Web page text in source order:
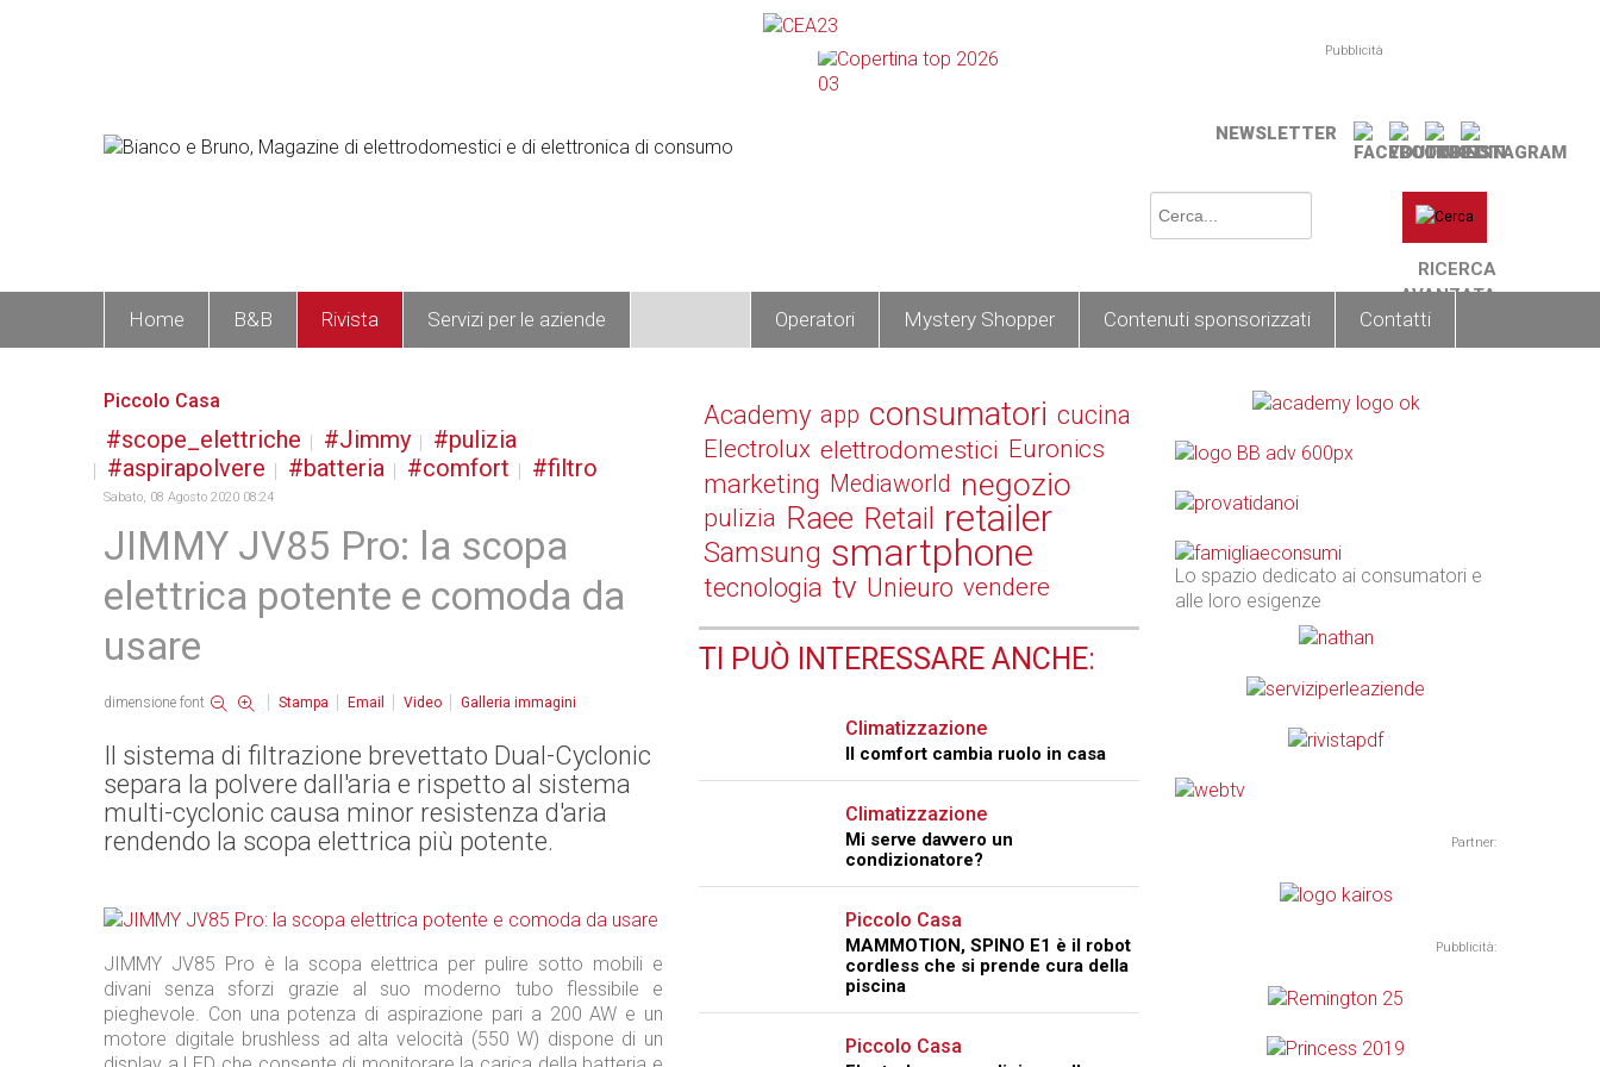
Pubblicità
NEWSLETTER
RICERCA
AVANZATA
Home B&B Rivista Servizi per le aziende Operatori Mystery Shopper Contenuti sponsorizzati Contatti
Piccolo Casa
scope_elettriche Jimmy
pulizia
aspirapolvere
batteria comfort filtro
Sabato, 08 Agosto 2020 08:24
JIMMY JV85 Pro: la scopa
elettrica potente e comoda da
usare
dimensione font Stampa Email Video Galleria immagini
Il sistema di filtrazione brevettato Dual-Cyclonic
separa la polvere dall'aria e rispetto al sistema
multi-cyclonic causa minor resistenza d'aria
rendendo la scopa elettrica più potente.
JIMMY JV85 Pro è la scopa elettrica per pulire sotto mobili e
divani senza sforzi grazie al suo moderno tubo flessibile e
pieghevole. Con una potenza di aspirazione pari a 200 AW e un
motore digitale brushless ad alta velocità (550 W) dispone di un
Academy app consumatori cucina
Electrolux elettrodomestici Euronics
marketing Mediaworld negozio
pulizia Raee Retail retailer
Samsung smartphone
tecnologia tv Unieuro vendere
TI PUÒ INTERESSARE ANCHE:
Climatizzazione
Il comfort cambia ruolo in casa
Climatizzazione
Mi serve davvero un
condizionatore?
Piccolo Casa
MAMMOTION, SPINO E1 è il robot
cordless che si prende cura della
piscina
Piccolo Casa
Lo spazio dedicato ai consumatori e
alle loro esigenze
Partner:
Pubblicità: